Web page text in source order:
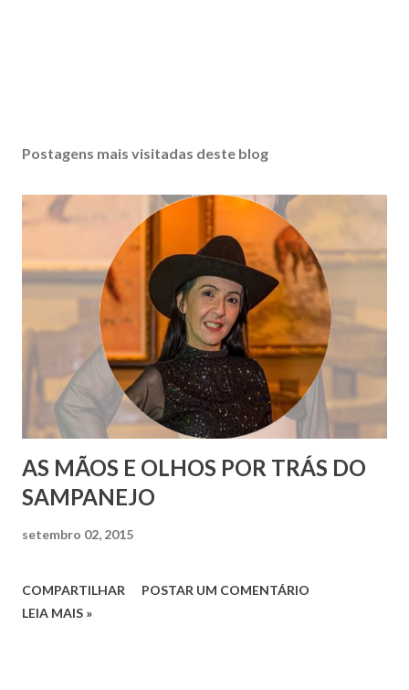
Postagens mais visitadas deste blog
AS MÃOS E OLHOS POR TRÁS DO
SAMPANEJO
setembro 02, 2015
COMPARTILHAR
POSTAR UM COMENTÁRIO
LEIA MAIS »